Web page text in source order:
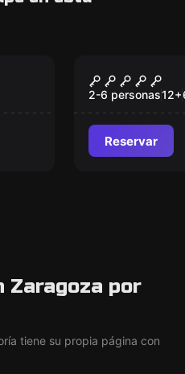
El preso
2-6 personas12+
Reservar
Zaragoza por
tiene su propia página con